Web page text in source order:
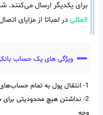
برای یکدیگر ارسال می‌کنند.
المللیدر لمباتا از مزایای
ویژگی های یک حساب
1- انتقال پول به تمام حساب‌‌های بین‌‌ المللی دنیا
2- نداشتن هیچ محدودیتی برای
وجه